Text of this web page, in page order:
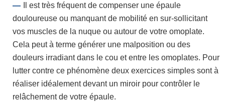
Il est très fréquent de compenser une épaule
douloureuse ou manquant de mobilité en sur-sollicitant
vos muscles de la nuque ou autour de votre omoplate.
Cela peut à terme générer une malposition ou des
douleurs irradiant dans le cou et entre les omoplates. Pour
lutter contre ce phénomène deux exercices simples sont à
réaliser idéalement devant un miroir pour contrôler le
relâchement de votre épaule.